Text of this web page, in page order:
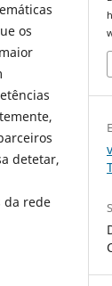
os
detetar,
da rede